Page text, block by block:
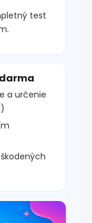
test
a určenie